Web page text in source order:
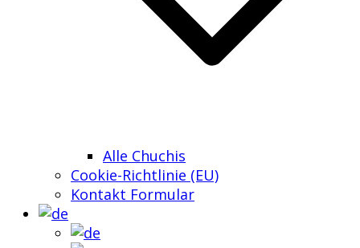
Alle Chuchis
Cookie-Richtlinie (EU)
Kontakt Formular